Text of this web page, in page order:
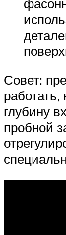
Совет:
глубину
пробной